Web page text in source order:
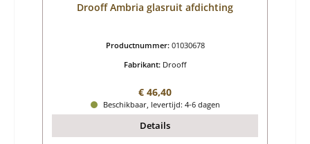
Drooff Ambria glasruit afdichting
Productnummer: 01030678
Fabrikant: Drooff
Normale prijs:
€ 46,40
Beschikbaar, levertijd: 4-6 dagen
Details